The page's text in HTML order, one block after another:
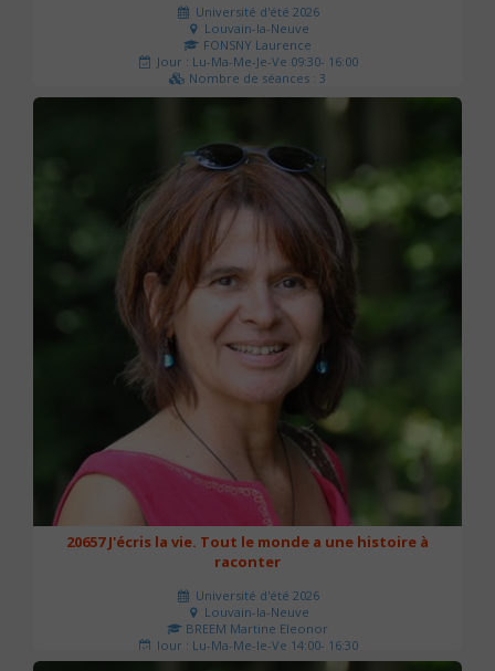
Université d'été 2026
Louvain-la-Neuve
FONSNY Laurence
Jour : Lu-Ma-Me-Je-Ve 09:30- 16:00
Nombre de séances : 3
190 €
20657 J'écris la vie. Tout le monde a une histoire à
raconter
Université d'été 2026
Louvain-la-Neuve
BREEM Martine Eleonor
Jour : Lu-Ma-Me-Je-Ve 14:00- 16:30
Nombre de séances : 3